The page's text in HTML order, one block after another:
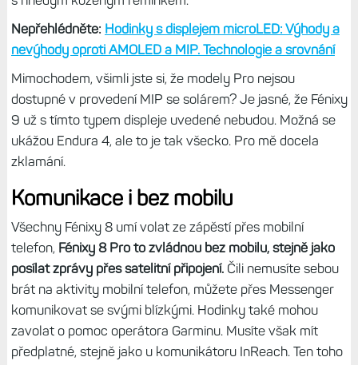
Nepřehlédněte: Hodinky s displejem microLED: Výhody a
nevýhody oproti AMOLED a MIP. Technologie a srovnání
Mimochodem, všimli jste si, že modely Pro nejsou
dostupné v provedení MIP se solárem? Je jasné, že Fénixy
9 už s tímto typem displeje uvedené nebudou. Možná se
ukážou Endura 4, ale to je tak všecko. Pro mě docela
zklamání.
Komunikace i bez mobilu
Všechny Fénixy 8 umí volat ze zápěstí přes mobilní
telefon, Fénixy 8 Pro to zvládnou bez mobilu, stejně jako
posílat zprávy přes satelitní připojení.Čili nemusíte sebou
brát na aktivity mobilní telefon, můžete přes Messenger
komunikovat se svými blízkými. Hodinky také mohou
zavolat o pomoc operátora Garminu. Musíte však mít
předplatné, stejně jako u komunikátoru InReach. Ten toho